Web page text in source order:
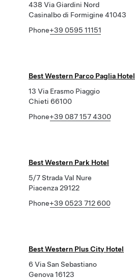
438 Via Giardini Nord
Casinalbo di Formigine 41043
Phone+39 0595 11151
Best Western Parco Paglia Hotel
13 Via Erasmo Piaggio
Chieti 66100
Phone+39 087 157 4300
Best Western Park Hotel
5/7 Strada Val Nure
Piacenza 29122
Phone+39 0523 712 600
Best Western Plus City Hotel
6 Via San Sebastiano
Genova 16123